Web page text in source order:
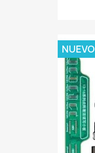
NUEVO